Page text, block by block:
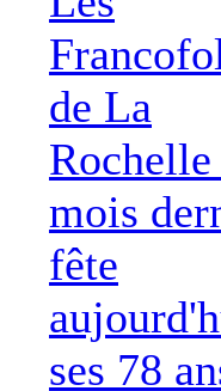
de La
mois
fête
ses 78